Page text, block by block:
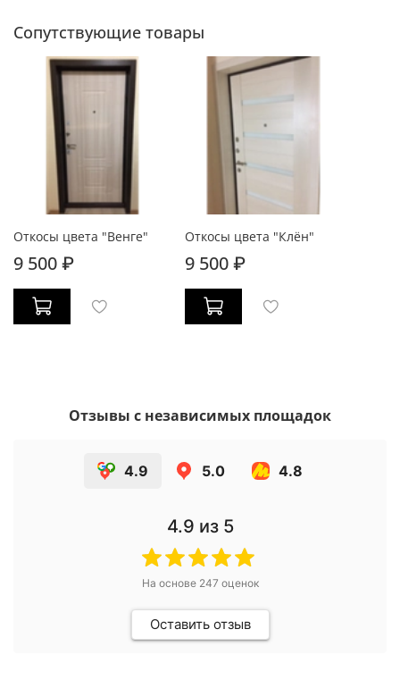
Сопутствующие товары
Откосы цвета "Венге"
9 500 ₽
Откосы цвета "Клён"
9 500 ₽
Отзывы с независимых площадок
4.9 5.0 4.8
4.9 из 5
На основе 247 оценок
Оставить отзыв